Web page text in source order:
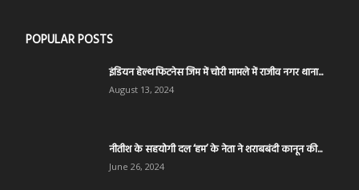
POPULAR POSTS
इंडियन हेल्थ फिटनेस जिम में चोरी मामले में राजीव नगर थाना...
August 13, 2024
नीतीश के सहयोगी दल ‘हम’ के नेता ने शराबबंदी कानून की...
June 26, 2024